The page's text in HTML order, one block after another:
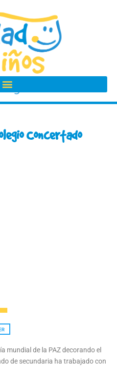
Concertado
mundial de la PAZ decorando el
de secundaria ha trabajado con